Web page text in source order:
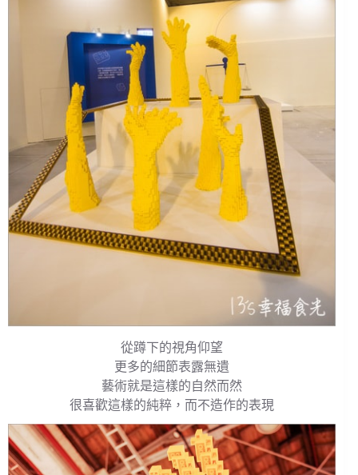
從蹲下的視角仰望
更多的細節表露無遺
藝術就是這樣的自然而然
很喜歡這樣的純粹，而不造作的表現